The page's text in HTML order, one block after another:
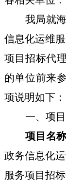
我局就
信息化运维
项目招标代理
的单位前来
项说明如下：
一、 项目
项目名
政务信息化
服务项目招